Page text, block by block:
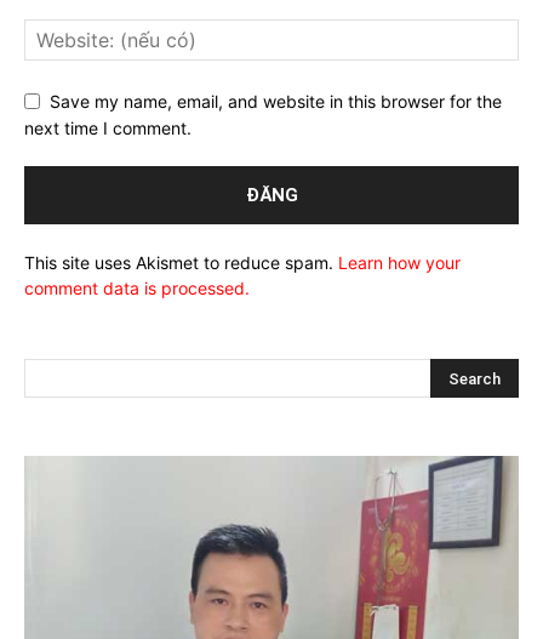
Save my name, email, and website in this browser for the
next time I comment.
This site uses Akismet to reduce spam. Learn how your
comment data is processed.